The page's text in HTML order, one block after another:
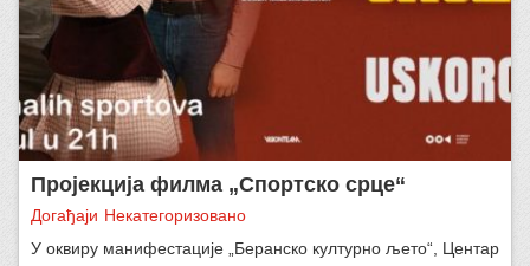
Пројекција филма „Спортско срце“
Догађаји Некатегоризовано
У оквиру манифестације „Беранско културно љето“, Центар